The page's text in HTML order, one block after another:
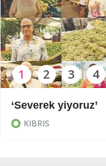
‘Severek yiyoruz’
KIBRIS
1 2 3 4